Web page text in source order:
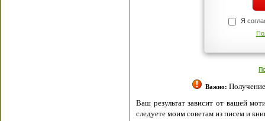
Я
Важно:Получение
Ваш результат зависит от вашей
следуете моим советам из писем и книг.